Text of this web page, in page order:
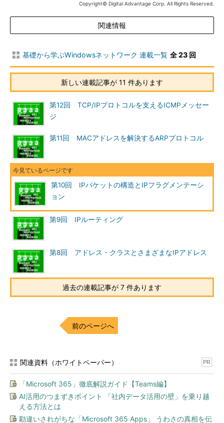
IPフラグメンテーション
送信先ネットワークのMTUサイズに入りきらない
ような大きなIPパケットは、図のようにいくつか
のフラグメント（断片）に分割されてから送信さ
れる。分割されたIPパケットもほかのパケットと
同様に、それぞれ独立してルーティングされ、あ
て先コンピュータにまで届けられる。ただしネッ
トワークの混雑状況などにより、一部のフラグメ
ントの到着時間が入れ替わったり、途中で消失し
たりするかもしれないが、受信した側ではそれら
を考慮してIPパケットの再構成を行う。
IPパケットを分割した場合、分割されたそれぞれのパケットを
「フラグメント（fragment。断片）
ータ部分のみであるが、ヘッダ部分とヘッダのオプション部分は
各フラグメント・パケットにもすべてコピーされる（ただしフラ
えられている。詳細は後述）。そのため生成された各フラグメン
ト・パケットは元のIPパケットとほぼ同じように機能する。そし
あて先コンピュータにまで届けられることになる。一度フラグメ
ント化されたパケットは、例えMTUの大きなネットワークを通
過したとしても、ルーティングの途中で再構成されたりはしな
い。分割されたIPパケットは、分割されたまま最終的なあて先ま
で「独立して」ルーティングされ、到着することになる。再構成
Copyright© Digital Advantage Corp. All Rights Reserved.
関連情報
基礎から学ぶWindowsネットワーク 連載一覧 全 23 回
新しい連載記事が 11 件あります
第12回 TCP/IPプロトコルを支えるICMPメッセー
ジ
第11回 MACアドレスを解決するARPプロトコル
第10回 IPパケットの構造とIPフラグメンテーシ
ョン
第9回 IPルーティング
第8回 アドレス・クラスとさまざまなIPアドレス
過去の連載記事が 7 件あります
前のページへ
関連資料（ホワイトペーパー） PR
「Microsoft 365」徹底解説ガイド【Teams編】
AI活用のつまずきポイント 「社内データ活用の壁」を乗り越
える方法とは
勘違いされがちな「Microsoft 365 Apps」 うわさの真相を伝